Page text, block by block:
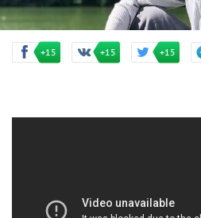
+15 +15 +15